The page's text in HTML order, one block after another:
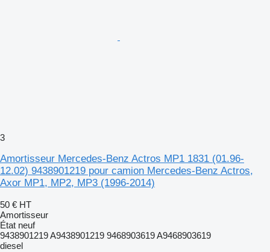
3
Amortisseur Mercedes-Benz Actros MP1 1831 (01.96-
12.02) 9438901219 pour camion Mercedes-Benz Actros,
Axor MP1, MP2, MP3 (1996-2014)
50 € HT
Amortisseur
État neuf
9438901219 A9438901219 9468903619 A9468903619
diesel